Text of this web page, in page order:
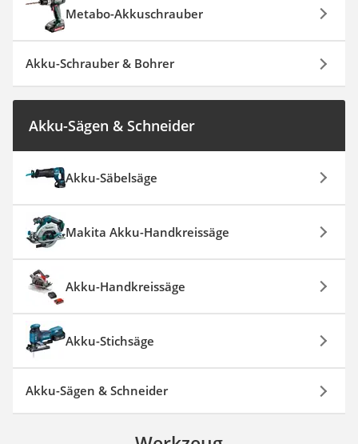
Metabo-Akkuschrauber
Akku-Schrauber & Bohrer
Akku-Sägen & Schneider
Akku-Säbelsäge
Makita Akku-Handkreissäge
Akku-Handkreissäge
Akku-Stichsäge
Akku-Sägen & Schneider